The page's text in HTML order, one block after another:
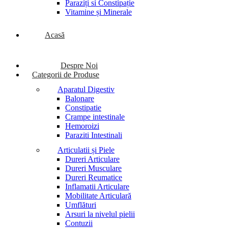
Paraziți si Constipație
Vitamine și Minerale
Acasă
Despre Noi
Categorii de Produse
Aparatul Digestiv
Balonare
Constipatie
Crampe intestinale
Hemoroizi
Paraziti Intestinali
Articulatii și Piele
Dureri Articulare
Dureri Musculare
Dureri Reumatice
Inflamatii Articulare
Mobilitate Articulară
Umflături
Arsuri la nivelul pielii
Contuzii